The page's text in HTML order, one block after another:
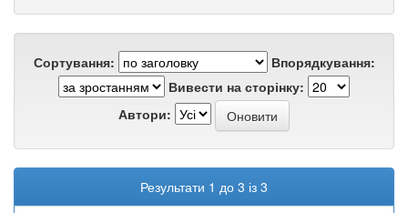
Сортування:
Впорядкування:
Вивести на сторінку:
Автори:
Результати 1 до 3 із 3